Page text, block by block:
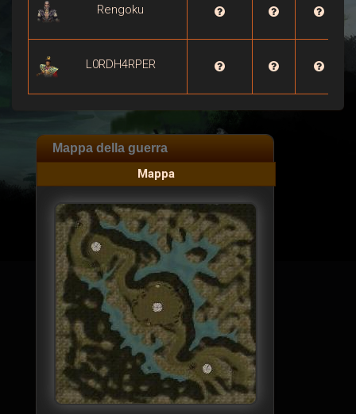
Rengoku 
L0RDH4RPER 
Mappa della guerra
Mappa